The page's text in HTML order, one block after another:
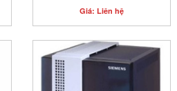
Giá: Liên hệ